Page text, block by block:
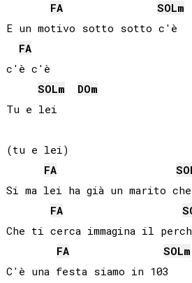
FA
SOLm
E un motivo sotto sotto c'è
FA
c'è c'è
SOLm DOm
Tu e lei
(tu e lei)
FA
Si ma lei ha già un marito che
FA
Che ti cerca immagina il
FA
SOLm
C'è una festa siamo in 103